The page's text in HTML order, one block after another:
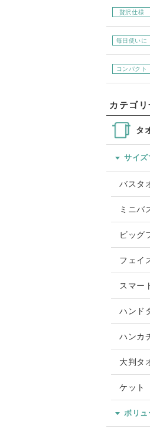
贅沢仕様
毎日使いに
コンパクト
カテゴ
タ
サイズ
バスタ
ミニバ
ビッグ
フェイ
スマー
ハンド
ハンカ
大判タ
ケット
ボリュ